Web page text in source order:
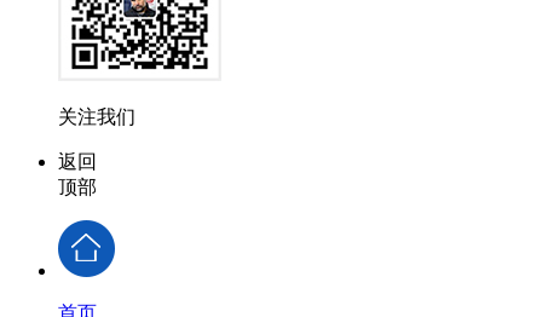
关注我们
返回
顶部